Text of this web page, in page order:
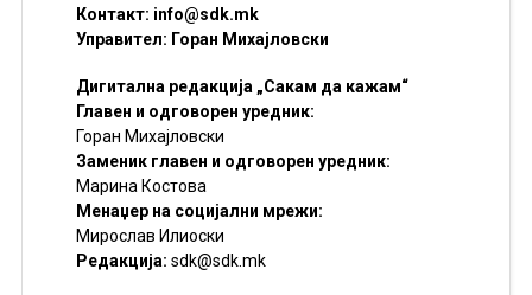
Контакт: info@sdk.mk
Управител: Горан Михајловски
Дигитална редакција „Сакам да кажам“
Главен и одговорен уредник:
Горан Михајловски
Заменик главен и одговорен уредник:
Марина Костова
Менаџер на социјални мрежи:
Мирослав Илиоски
Редакцијa: sdk@sdk.mk